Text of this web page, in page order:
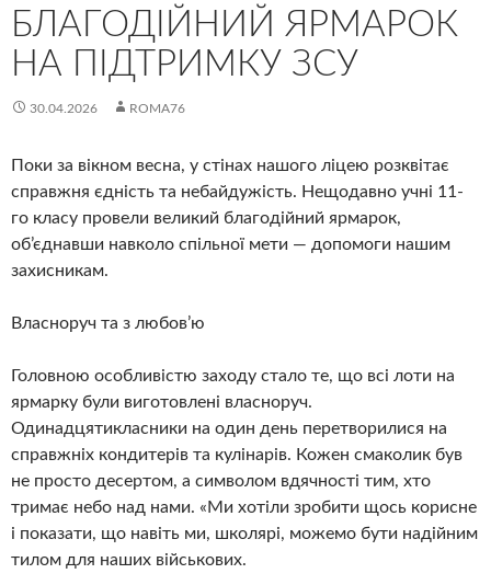
БЛАГОДІЙНИЙ ЯРМАРОК
НА ПІДТРИМКУ ЗСУ
30.04.2026 ROMA76
​Поки за вікном весна, у стінах нашого ліцею розквітає
справжня єдність та небайдужість. Нещодавно учні 11-
го класу провели великий благодійний ярмарок,
об’єднавши навколо спільної мети — допомоги нашим
захисникам.
​Власноруч та з любов’ю
​Головною особливістю заходу стало те, що всі лоти на
ярмарку були виготовлені власноруч.
Одинадцятикласники на один день перетворилися на
справжніх кондитерів та кулінарів. ​Кожен смаколик був
не просто десертом, а символом вдячності тим, хто
тримає небо над нами. ​«Ми хотіли зробити щось корисне
і показати, що навіть ми, школярі, можемо бути надійним
тилом для наших військових.